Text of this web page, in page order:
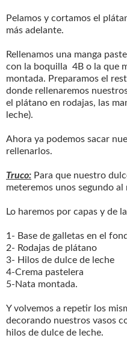
Pelamos y cortamos el
más adelante.
Rellenamos una manga
con la boquilla 4B o la que
montada. Preparamos el
donde rellenaremos
el plátano en rodajas, las
leche).
Ahora ya podemos sacar
rellenarlos.
Truco: Para que nuestro
meteremos unos segundo al
Lo haremos por capas y de
1- Base de galletas en el
2- Rodajas de plátano
3- Hilos de dulce de leche
4-Crema pastelera
5-Nata montada.
Y volvemos a repetir los
decorando nuestros vasos
hilos de dulce de leche.